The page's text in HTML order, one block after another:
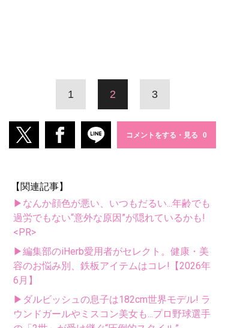
1 2 3
コメントをする・見る
【関連記事】
▶なんか顔色が悪い、いつもだるい...年齢でも
過労でもない“意外な原因”が隠れているかも!
<PR>
▶編集部のiHerb愛用者がセレクト。健康・美
容のお悩み別、鉄板アイテムはコレ!【2026年
6月】
▶ダルビッシュの息子は182cm世界モデル! ラ
ウンドガールやミスコン美女も...プロ野球選手